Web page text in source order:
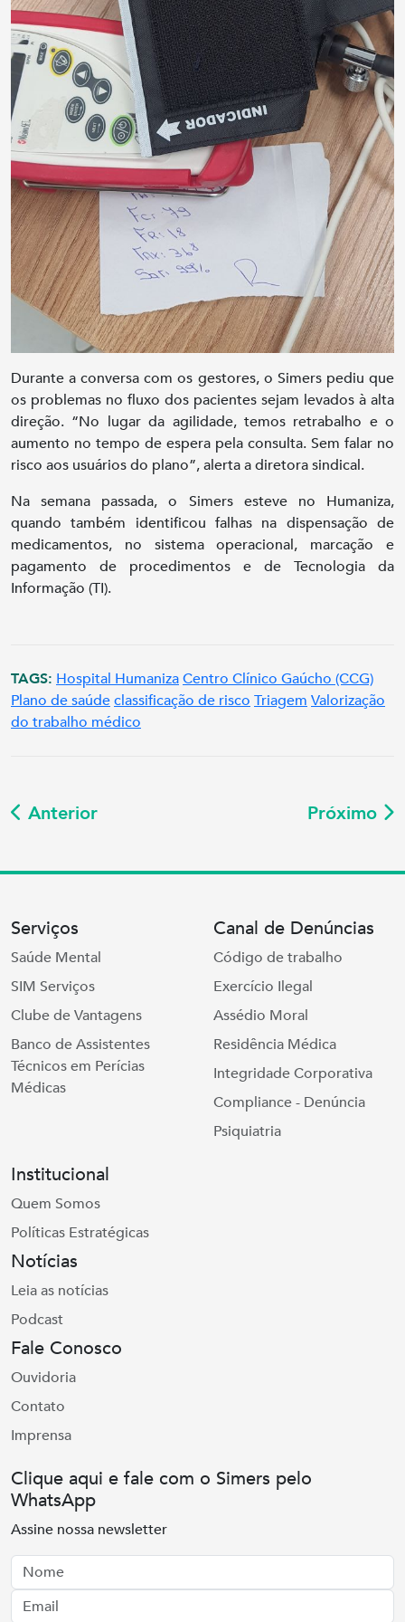
Durante a conversa com os gestores, o Simers pediu que
os problemas no fluxo dos pacientes sejam levados à alta
direção. “No lugar da agilidade, temos retrabalho e o
aumento no tempo de espera pela consulta. Sem falar no
risco aos usuários do plano”, alerta a diretora sindical.
Na semana passada, o Simers esteve no Humaniza,
quando também identificou falhas na dispensação de
medicamentos, no sistema operacional, marcação e
pagamento de procedimentos e de Tecnologia da
Informação (TI).
TAGS: Hospital HumanizaCentro Clínico Gaúcho (CCG)
Plano de saúdeclassificação de risco Triagem Valorização
do trabalho médico
Anterior Próximo
Serviços
Saúde Mental
SIM Serviços
Clube de Vantagens
Banco de Assistentes
Técnicos em Perícias
Médicas
Canal de Denúncias
Código de trabalho
Exercício Ilegal
Assédio Moral
Residência Médica
Integridade Corporativa
Compliance - Denúncia
Psiquiatria
Institucional
Quem Somos
Políticas Estratégicas
Notícias
Leia as notícias
Podcast
Fale Conosco
Ouvidoria
Contato
Imprensa
Clique aqui e fale com o Simers pelo
WhatsApp
Assine nossa newsletter
Nome
Email